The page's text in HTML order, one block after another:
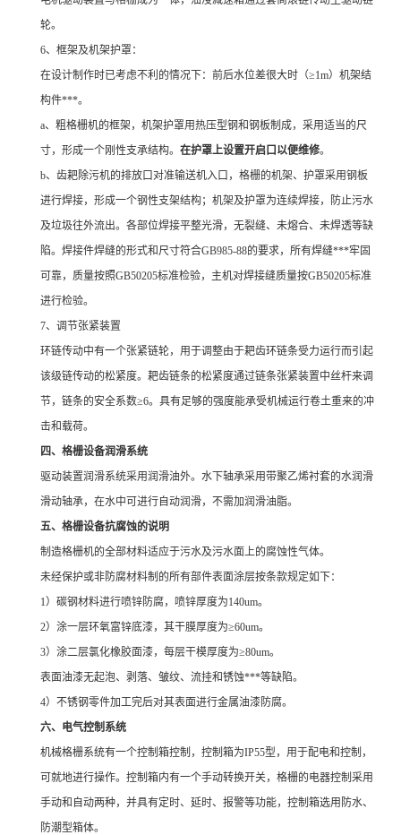
轮。
6、框架及机架护罩：
在设计制作时已考虑不利的情况下：前后水位差很大时（≥1m）机架结
构件***。
a、粗格栅机的框架，机架护罩用热压型钢和钢板制成，采用适当的尺
寸，形成一个刚性支承结构。 在护罩上设置开启口以便维修。
b、齿耙除污机的排放口对准输送机入口，格栅的机架、护罩采用钢板
进行焊接，形成一个钢性支架结构；机架及护罩为连续焊接，防止污水
及垃圾往外流出。各部位焊接平整光滑，无裂缝、未熔合、未焊透等缺
陷。焊接件焊缝的形式和尺寸符合GB985-88的要求，所有焊缝***牢固
可靠，质量按照GB50205标准检验，主机对焊接缝质量按GB50205标准
进行检验。
7、调节张紧装置
环链传动中有一个张紧链轮，用于调整由于耙齿环链条受力运行而引起
该级链传动的松紧度。耙齿链条的松紧度通过链条张紧装置中丝杆来调
节，链条的安全系数≥6。具有足够的强度能承受机械运行卷土重来的冲
击和载荷。
四、格栅设备润滑系统
驱动装置润滑系统采用润滑油外。水下轴承采用带聚乙烯衬套的水润滑
滑动轴承，在水中可进行自动润滑，不需加润滑油脂。
五、格栅设备抗腐蚀的说明
制造格栅机的全部材料适应于污水及污水面上的腐蚀性气体。
未经保护或非防腐材料制的所有部件表面涂层按条款规定如下：
1）碳钢材料进行喷锌防腐，喷锌厚度为140um。
2）涂一层环氧富锌底漆，其干膜厚度为≥60um。
3）涂二层氯化橡胶面漆，每层干模厚度为≥80um。
表面油漆无起泡、剥落、皱纹、流挂和锈蚀***等缺陷。
4）不锈钢零件加工完后对其表面进行金属油漆防腐。
六、电气控制系统
机械格栅系统有一个控制箱控制，控制箱为IP55型，用于配电和控制，
可就地进行操作。控制箱内有一个手动转换开关，格栅的电器控制采用
手动和自动两种，并具有定时、延时、报警等功能，控制箱选用防水、
防潮型箱体。